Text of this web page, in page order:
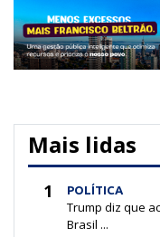
Mais lidas
1 POLÍTICA
Trump diz que
Brasil ...